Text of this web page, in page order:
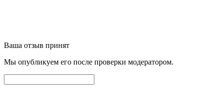
Ваша отзыв принят
Мы опубликуем его после проверки модератором.